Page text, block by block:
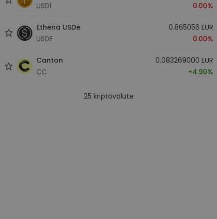
USD1
0.00%
Ethena USDe
USDE
0.865056 EUR
0.00%
Canton
CC
0.083269000 EUR
+4.90%
25 kriptovalute